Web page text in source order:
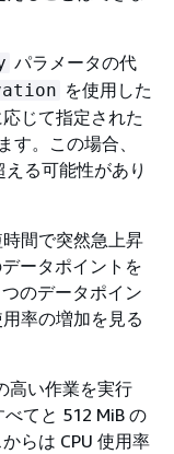
パラメータの代
を使用した
じて指定された
す。この場合、
る可能性があり
間で突然急上昇
ータポイントを
のデータポイン
率の増加を見る
高い作業を実行
てと 512 MiB の
らは CPU 使用率